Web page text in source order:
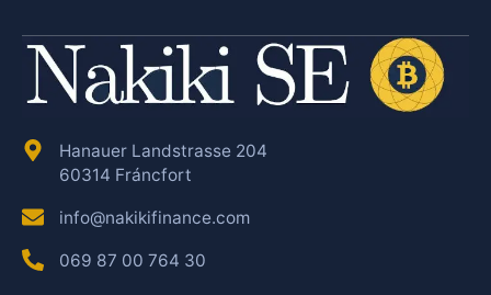
Hanauer Landstrasse 204
60314 Fráncfort
info@nakikifinance.com
069 87 00 764 30